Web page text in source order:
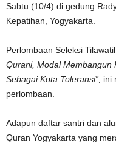
Sabtu (10/4) di gedung
Kepatihan, Yogyakarta.
Perlombaan Seleksi
Qurani, Modal Membangun
Sebagai Kota Toleransi”, ini
perlombaan.
Adapun daftar santri dan
Quran Yogyakarta yang